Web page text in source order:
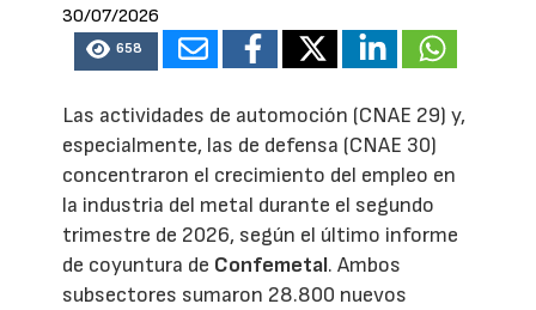
30/07/2026
658
Las actividades de automoción (CNAE 29) y,
especialmente, las de defensa (CNAE 30)
concentraron el crecimiento del empleo en
la industria del metal durante el segundo
trimestre de 2026, según el último informe
de coyuntura de Confemetal. Ambos
subsectores sumaron 28.800 nuevos